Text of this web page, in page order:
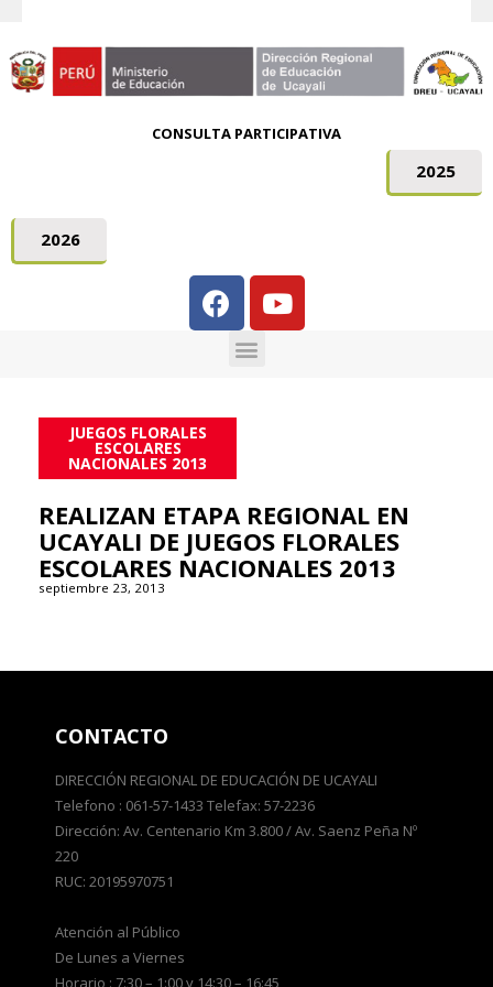
CONSULTA PARTICIPATIVA
2025
2026
JUEGOS FLORALES
ESCOLARES
NACIONALES 2013
REALIZAN ETAPA REGIONAL EN
UCAYALI DE JUEGOS FLORALES
ESCOLARES NACIONALES 2013
septiembre 23, 2013
CONTACTO
DIRECCIÓN REGIONAL DE EDUCACIÓN DE UCAYALI
Telefono : 061-57-1433 Telefax: 57-2236
Dirección: Av. Centenario Km 3.800 / Av. Saenz Peña Nº
220
RUC: 20195970751
Atención al Público
De Lunes a Viernes
Horario : 7:30 – 1:00 y 14:30 – 16:45